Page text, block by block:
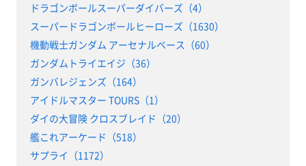
ドラゴンボールスーパーダイバーズ（4）
スーパードラゴンボールヒーローズ（1630）
機動戦士ガンダム アーセナルベース（60）
ガンダムトライエイジ（36）
ガンバレジェンズ（164）
アイドルマスター TOURS（1）
ダイの大冒険 クロスブレイド（20）
艦これアーケード（518）
サプライ（1172）